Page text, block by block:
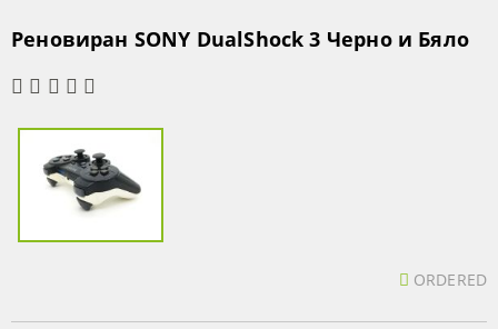
Реновиран SONY DualShock 3 Черно и Бяло
ORDERED